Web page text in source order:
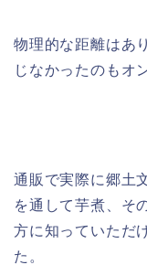
物理的な距離はあ
じなかったのもオ
通販で実際に郷土
を通して芋煮、そ
方に知っていただ
た。